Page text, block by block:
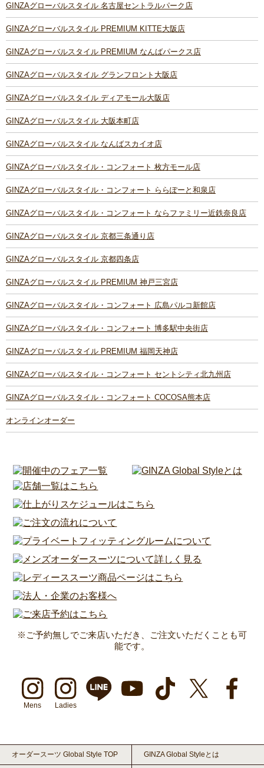
GINZAグローバルスタイル 名古屋セントラルパーク店
GINZAグローバルスタイル PREMIUM KITTE大阪店
GINZAグローバルスタイル PREMIUM なんばパークス店
GINZAグローバルスタイル グランフロント大阪店
GINZAグローバルスタイル ディアモール大阪店
GINZAグローバルスタイル 大阪本町店
GINZAグローバルスタイル なんばスカイオ店
GINZAグローバルスタイル・コンフォート 枚方モール店
GINZAグローバルスタイル・コンフォート ららぽーと和泉店
GINZAグローバルスタイル・コンフォート ならファミリー近鉄奈良店
GINZAグローバルスタイル 京都三条通り店
GINZAグローバルスタイル 京都四条店
GINZAグローバルスタイル PREMIUM 神戸三宮店
GINZAグローバルスタイル・コンフォート 広島パルコ新館店
GINZAグローバルスタイル・コンフォート 博多駅中央街店
GINZAグローバルスタイル PREMIUM 福岡天神店
GINZAグローバルスタイル・コンフォート セントシティ北九州店
GINZAグローバルスタイル・コンフォート COCOSA熊本店
オンラインオーダー
※ご予約無しでご来店いただき、ご注文いただくことも可
能です。
Mens Ladies
オーダースーツ Global Style TOP GINZA Global Styleとは